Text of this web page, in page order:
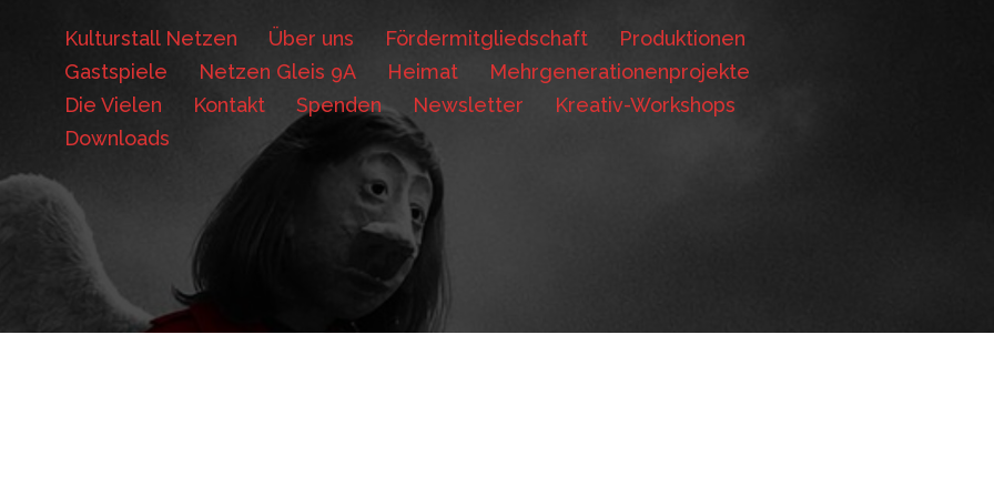
Kulturstall Netzen Über uns Fördermitgliedschaft
Produktionen
Gastspiele
Netzen Gleis 9A Heimat
Mehrgenerationenprojekte
Die Vielen
Kontakt Spenden Newsletter
Kreativ-Workshops
Downloads